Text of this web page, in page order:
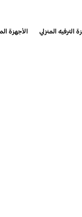
الترفيه المنزلي الأجهزة